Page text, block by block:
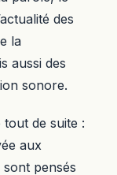
des
la
aussi des
sonore.
tout de suite :
aux
pensés